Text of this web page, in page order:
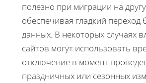
полезно при миграции на
обеспечивая гладкий переход
данных. В некоторых случаях
сайтов могут использовать
отключение в момент
праздничных или сезонных